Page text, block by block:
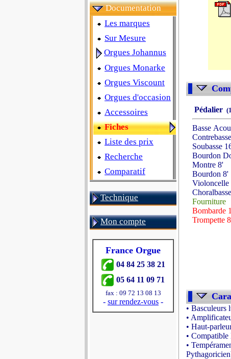
Documentation
Les marques
Sur Mesure
Orgues Johannus
Orgues Monarke
Orgues Viscount
Orgues d'occasion
Accessoires
Fiches
Liste des prix
Recherche
Comparatif
Technique
Mon compte
France Orgue
04 84 25 38 21
05 64 11 09 71
fax : 09 72 13 08 13
- sur rendez-vous -
Pédalier
Basse
Soubasse
Bourdon
Montre 8'
Bourdon 8'
Violoncelle
Fourniture
Bombarde
Trompette
• Basculeurs
•
• Haut-
•
•